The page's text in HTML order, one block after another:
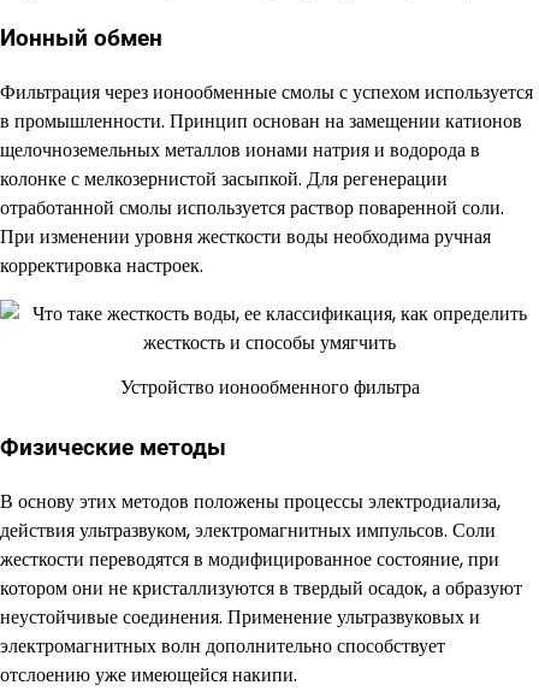
Ионный обмен
Фильтрация через ионообменные смолы с успехом используется
в промышленности. Принцип основан на замещении катионов
щелочноземельных металлов ионами натрия и водорода в
колонке с мелкозернистой засыпкой. Для регенерации
отработанной смолы используется раствор поваренной соли.
При изменении уровня жесткости воды необходима ручная
корректировка настроек.
Устройство ионообменного фильтра
Физические методы
В основу этих методов положены процессы электродиализа,
действия ультразвуком, электромагнитных импульсов. Соли
жесткости переводятся в модифицированное состояние, при
котором они не кристаллизуются в твердый осадок, а образуют
неустойчивые соединения. Применение ультразвуковых и
электромагнитных волн дополнительно способствует
отслоению уже имеющейся накипи.